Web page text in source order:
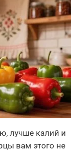
лучше калий и
вам этого не